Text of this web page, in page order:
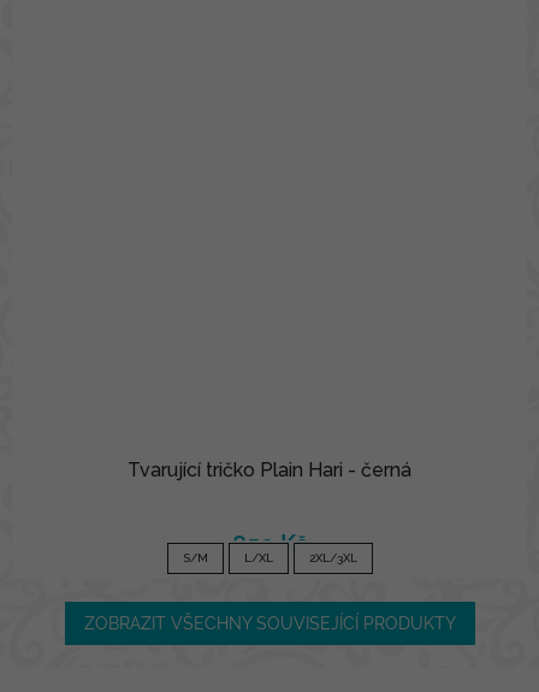
Tvarující tričko Plain Hari - černá
850 Kč
S/M L/XL 2XL/3XL
ZOBRAZIT VŠECHNY SOUVISEJÍCÍ PRODUKTY